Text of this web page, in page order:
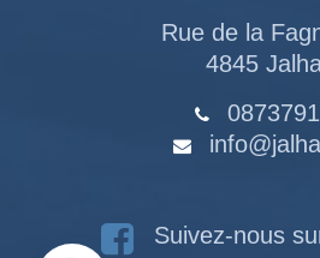
Rue de la
4845
Suivez-nous